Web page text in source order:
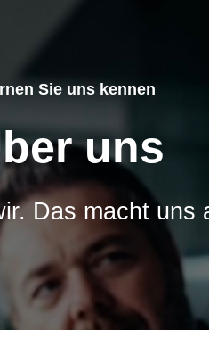
Sie uns kennen
uns
Das macht uns